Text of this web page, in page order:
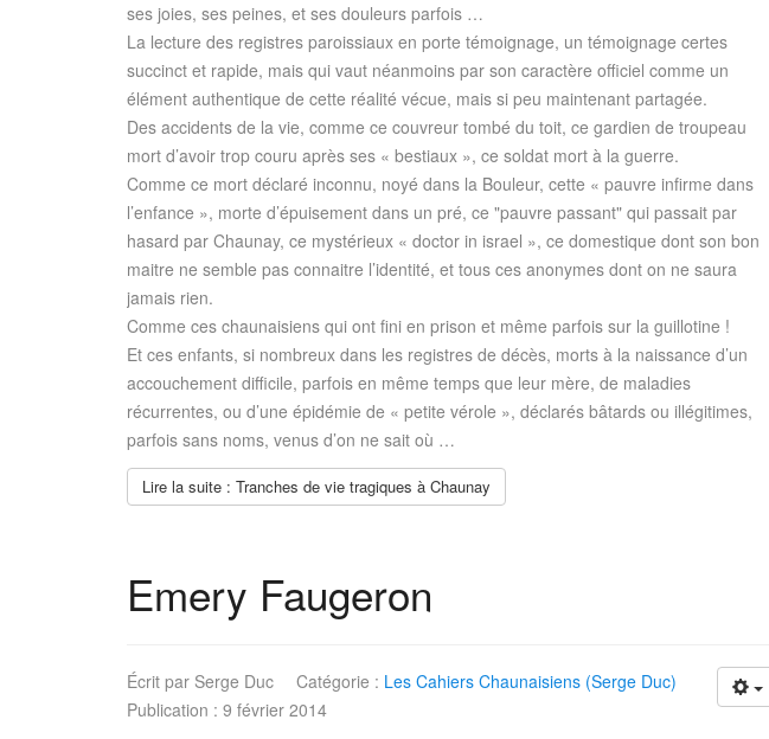
ses joies, ses peines, et ses douleurs parfois …
La lecture des registres paroissiaux en porte témoignage, un témoignage certes
succinct et rapide, mais qui vaut néanmoins par son caractère officiel comme un
élément authentique de cette réalité vécue, mais si peu maintenant partagée.
Des accidents de la vie, comme ce couvreur tombé du toit, ce gardien de troupeau
mort d’avoir trop couru après ses « bestiaux », ce soldat mort à la guerre.
Comme ce mort déclaré inconnu, noyé dans la Bouleur, cette « pauvre infirme dans
l’enfance », morte d’épuisement dans un pré, ce "pauvre passant" qui passait par
hasard par Chaunay, ce mystérieux « doctor in israel », ce domestique dont son bon
maitre ne semble pas connaitre l’identité, et tous ces anonymes dont on ne saura
jamais rien.
Comme ces chaunaisiens qui ont fini en prison et même parfois sur la guillotine !
Et ces enfants, si nombreux dans les registres de décès, morts à la naissance d’un
accouchement difficile, parfois en même temps que leur mère, de maladies
récurrentes, ou d’une épidémie de « petite vérole », déclarés bâtards ou illégitimes,
parfois sans noms, venus d’on ne sait où …
Lire la suite : Tranches de vie tragiques à Chaunay
Emery Faugeron
Écrit par Serge Duc Catégorie : Les Cahiers Chaunaisiens (Serge Duc)
Publication : 9 février 2014